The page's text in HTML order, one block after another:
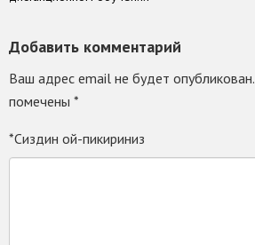
Добавить комментарий
Ваш адрес email не будет опубликован.
помечены *
*Сиздин ой-пикириниз